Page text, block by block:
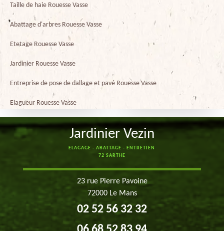
Taille de haie Rouesse Vasse
Abattage d'arbres Rouesse Vasse
Etetage Rouesse Vasse
Jardinier Rouesse Vasse
Entreprise de pose de dallage et pavé Rouesse Vasse
Elagueur Rouesse Vasse
Jardinier Vezin
ELAGAGE - ABATTAGE - ENTRETIEN
72 SARTHE
23 rue Pierre Pavoine
72000 Le Mans
02 52 56 32 32